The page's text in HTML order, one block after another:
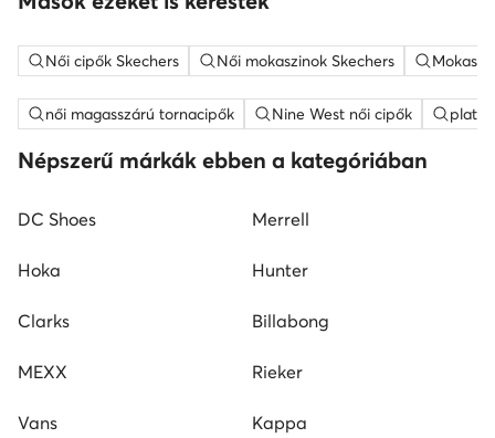
Női cipők Skechers Női mokaszinok Skechers
női magasszárú tornacipők Nine West női cipők
Népszerű márkák ebben a kategóriában
DC Shoes Merrell
Hoka Hunter
Clarks Billabong
MEXX Rieker
Vans Kappa